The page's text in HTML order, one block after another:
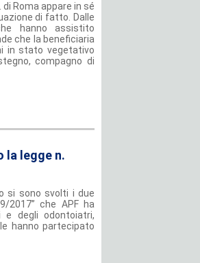
Roma appare in sé
di fatto. Dalle
hanno assistito
che la beneficiaria
in stato vegetativo
compagno di
la legge n.
si sono svolti i due
2017” che APF ha
e degli odontoiatri,
hanno partecipato